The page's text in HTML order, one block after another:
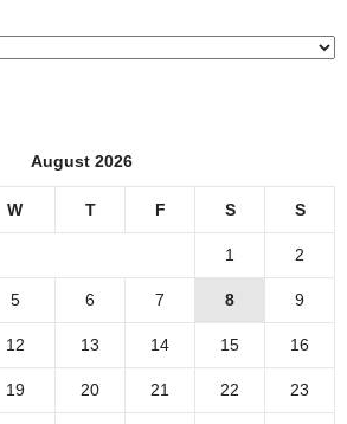
August 2026
W T F S S
1 2
5 6 7 8 9
12 13 14 15 16
19 20 21 22 23